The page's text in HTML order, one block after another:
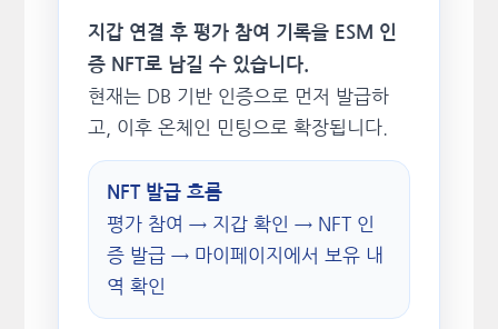
지갑 연결 후 평가 참여 기록을 ESM 인
증 NFT로 남길 수 있습니다.
현재는 DB 기반 인증으로 먼저 발급하
고, 이후 온체인 민팅으로 확장됩니다.
NFT 발급 흐름
평가 참여 → 지갑 확인 → NFT 인
증 발급 → 마이페이지에서 보유 내
역 확인